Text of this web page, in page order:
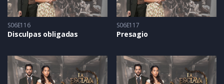
S06E116
Disculpas obligadas
S06E117
Presagio